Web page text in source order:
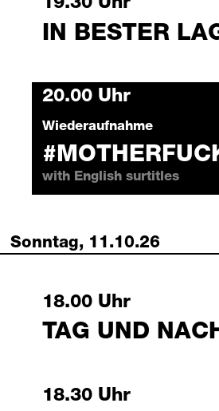
19.30 Uhr
IN BESTER
Saturday, 10
20.00 Uhr
Wiederaufnahme
with English surtitles
Sonntag, 11.10.26
Sunday, 11
18.00 Uhr
TAG UND
Sunday, 11
18.30 Uhr